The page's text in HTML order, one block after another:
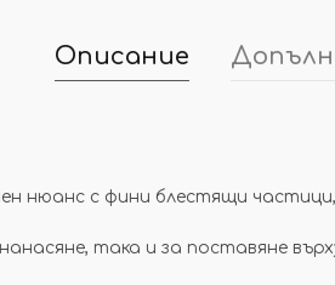
Описание
нюанс с фини блестящи
така и за поставяне